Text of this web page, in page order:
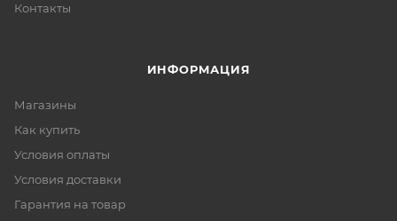
Контакты
ИНФОРМАЦИЯ
Магазины
Как купить
Условия оплаты
Условия доставки
Гарантия на товар